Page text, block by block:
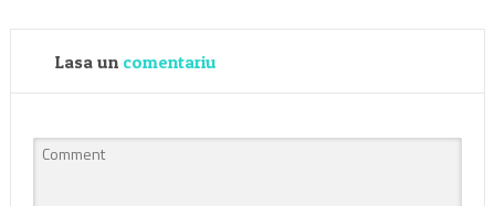
Lasa un comentariu